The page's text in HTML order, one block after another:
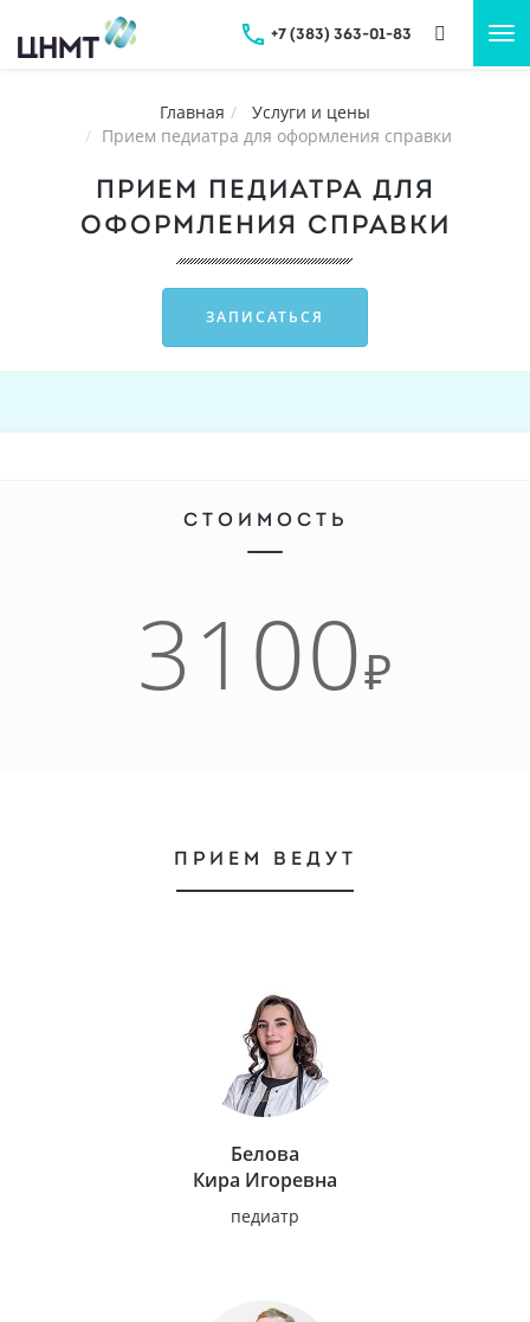
+7 (383) 363-01-83
Главная
Услуги и цены
Прием педиатра для оформления справки
ПРИЕМ ПЕДИАТРА ДЛЯ
ОФОРМЛЕНИЯ СПРАВКИ
ЗАПИСАТЬСЯ
СТОИМОСТЬ
3100₽
ПРИЕМ ВЕДУТ
Белова
Кира Игоревна
педиатр